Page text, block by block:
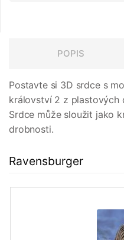
POPIS
Postavte si 3D srdce s
království 2 z plastových
Srdce může sloužit jako
drobnosti.
Ravensburger